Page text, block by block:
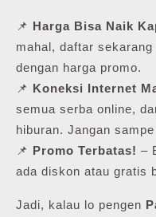
📌 Harga Bisa Naik
mahal, daftar sekarang
dengan harga promo.
📌 Koneksi Internet
semua serba online,
hiburan. Jangan
📌 Promo Terbatas! –
ada diskon atau gratis
Jadi, kalau lo pengen